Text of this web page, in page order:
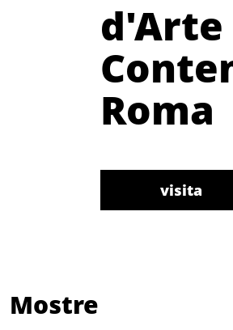
d'Arte
Roma
visita
Mostre